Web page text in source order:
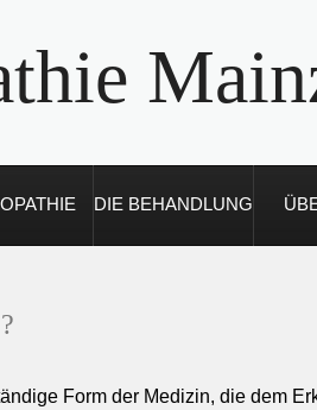
DIE BEHANDLUNG
Form der Medizin, die dem